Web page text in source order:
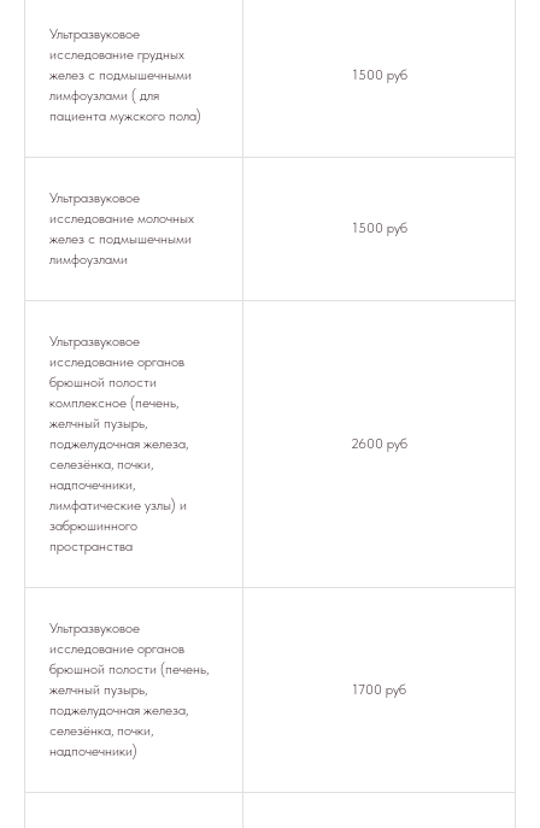
Ультразвуковое
исследование грудных
желез с подмышечными
лимфоузлами ( для
пациента мужского пола)
1500 руб
Ультразвуковое
исследование молочных
желез с подмышечными
лимфоузлами
1500 руб
Ультразвуковое
исследование органов
брюшной полости
комплексное (печень,
желчный пузырь,
поджелудочная железа,
селезёнка, почки,
надпочечники,
лимфатические узлы) и
забрюшинного
пространства
2600 руб
Ультразвуковое
исследование органов
брюшной полости (печень,
желчный пузырь,
поджелудочная железа,
селезёнка, почки,
надпочечники)
1700 руб